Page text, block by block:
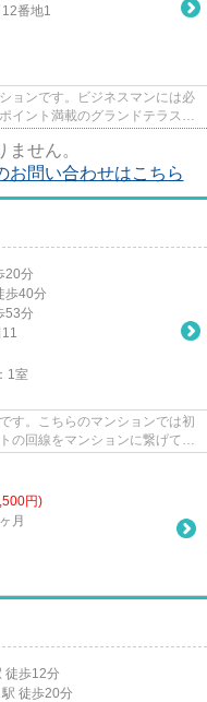
12番地1
ョンです。ビジネスマンには必
イント満載のグランドテラス
せん。
問い合わせはこちら
20分
歩40分
53分
1室
す。こちらのマンションでは初
の回線をマンションに繋げてい
円)
月
徒歩12分
駅 徒歩20分